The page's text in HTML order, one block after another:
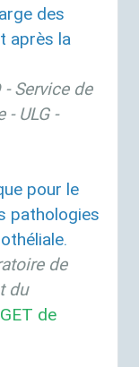
des
après la
- Service de
- ULG-
pour le
pathologies
de
du
de